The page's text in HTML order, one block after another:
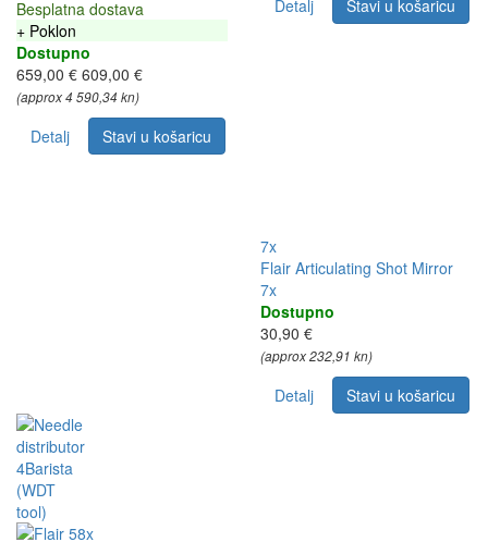
Besplatna dostava
+ Poklon
Dostupno
659,00 € 609,00 €
(approx 4 590,34 kn)
Detalj Stavi u košaricu
Detalj Stavi u košaricu
7x
Flair Articulating Shot Mirror
7x
Dostupno
30,90 €
(approx 232,91 kn)
Detalj Stavi u košaricu